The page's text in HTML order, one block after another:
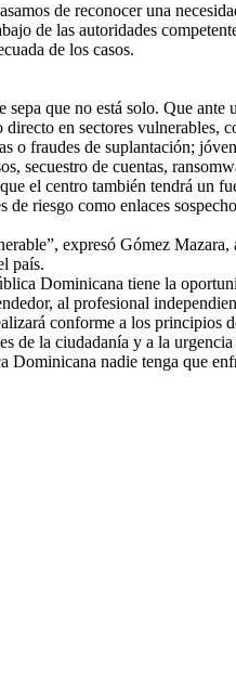
de reconocer una
de las autoridades
de los casos.
sepa que no está solo. Que
en sectores
o fraudes de suplantación;
secuestro de cuentas,
el centro también tendrá un
riesgo como enlaces
expresó Gómez
país.
Dominicana tiene la
al profesional
conforme a los
de la ciudadanía y a la
Dominicana nadie tenga que